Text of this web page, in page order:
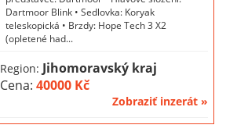
Dartmoor Blink • Sedlovka: Koryak
teleskopická • Brzdy: Hope Tech 3 X2
(opletené had...
Region: Jihomoravský kraj
Cena:40000 Kč
Zobraziť inzerát »